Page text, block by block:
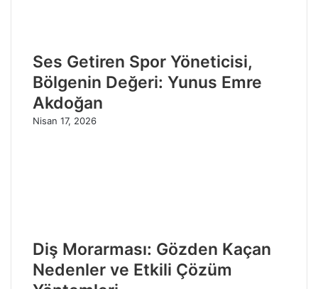
Ses Getiren Spor Yöneticisi,
Bölgenin Değeri: Yunus Emre
Akdoğan
Nisan 17, 2026
Diş Morarması: Gözden Kaçan
Nedenler ve Etkili Çözüm